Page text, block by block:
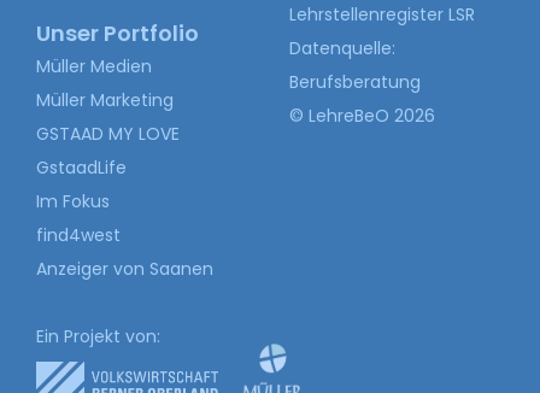
Unser Portfolio
Müller Medien
Müller Marketing
GSTAAD MY LOVE
GstaadLife
Im Fokus
find4west
Anzeiger von Saanen
Lehrstellenregister LSR
Datenquelle:
Berufsberatung
© LehreBeO 2026
Ein Projekt von: